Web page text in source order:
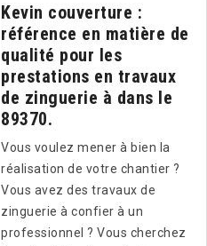
Kevin couverture :
référence en matière de
qualité pour les
prestations en travaux
de zinguerie à dans le
89370.
Vous voulez mener à bien la
réalisation de votre chantier ?
Vous avez des travaux de
zinguerie à confier à un
professionnel ? Vous cherchez